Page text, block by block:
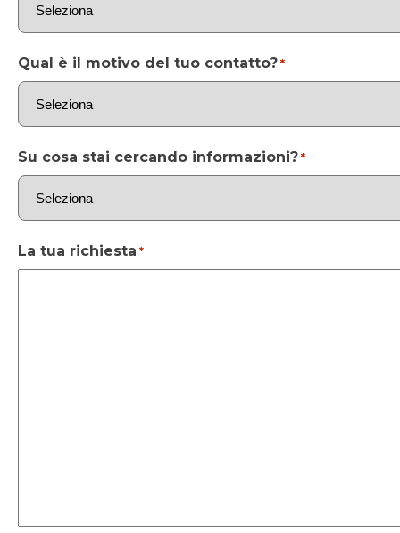
Qual è il motivo del tuo contatto? *
Su cosa stai cercando informazioni? *
La tua richiesta *